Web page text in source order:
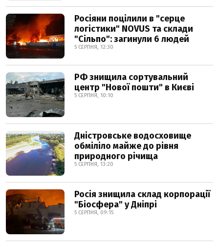
Росіяни поцілили в "серце
логістики" NOVUS та склади
"Сільпо": загинули 6 людей
5 СЕРПНЯ, 12:30
РФ знищила сортувальний
центр "Нової пошти" в Києві
5 СЕРПНЯ, 10:10
Дністровське водосховище
обміліло майже до рівня
природного річища
5 СЕРПНЯ, 13:20
Росія знищила склад корпорації
"Біосфера" у Дніпрі
5 СЕРПНЯ, 09:15